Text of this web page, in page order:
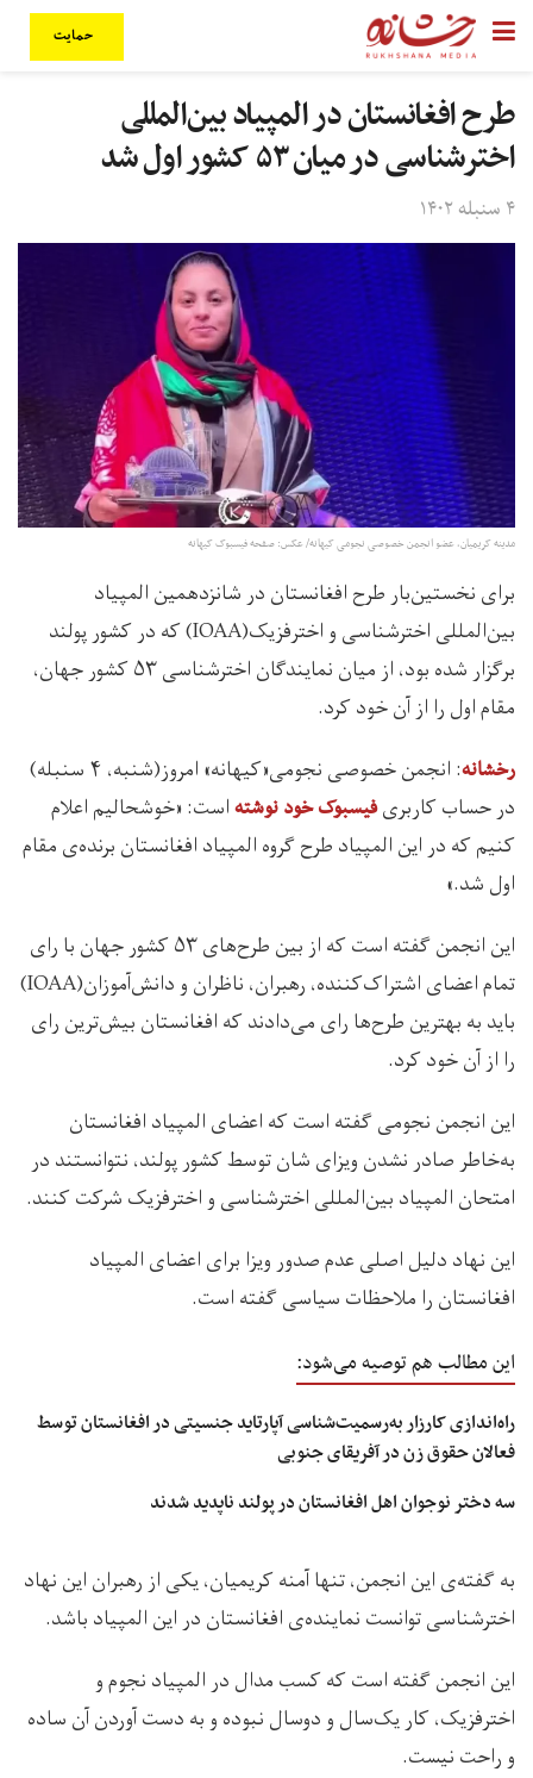
حمایت
طرح افغانستان در المپیاد بین‌المللی
اخترشناسی در میان ۵۳ کشور اول شد
۴ سنبله ۱۴۰۲
مدینه کریمیان، عضو انجمن خصوصی نجومی کیهانه/ عکس: صفحه فیسبوک کیهانه
برای نخستین‌بار طرح افغانستان در شانزدهمین المپیاد
بین‌المللی اخترشناسی و اخترفزیک(IOAA) که در کشور پولند
برگزار شده بود، از میان نمایندگان اخترشناسی ۵۳ کشور جهان،
مقام اول را از آن خود کرد.
رخشانه
: انجمن خصوصی نجومی«کیهانه» امروز(شنبه، ۴ سنبله)
در حساب کاربریفیسبوک خود نوشتهاست: «خوشحالیم اعلام
کنیم که در این المپیاد طرح گروه المپیاد افغانستان برنده‌ی مقام
اول شد.»
این انجمن گفته است که از بین طرح‌های ۵۳ کشور جهان با رای
تمام اعضای اشتراک‌کننده، رهبران، ناظران و دانش‌آموزان(IOAA)
باید به بهترین طرح‌ها رای می‌دادند که افغانستان بیش‌ترین رای
را از آن خود کرد.
این انجمن نجومی گفته است که اعضای المپیاد افغانستان
به‌خاطر صادر نشدن ویزای‌ شان توسط کشور پولند، نتوانستند در
امتحان المپیاد بین‌المللی اخترشناسی و اخترفزیک شرکت کنند.
این نهاد دلیل اصلی عدم صدور ویزا برای اعضای المپیاد
افغانستان را ملاحظات سیاسی گفته‌ است.
این مطالب هم توصیه می‌شود:
راه‌اندازی کارزار به‌رسمیت‌شناسی آپارتاید جنسیتی در افغانستان توسط
فعالان حقوق زن در آفریقای جنوبی
سه دختر نوجوان اهل افغانستان در پولند ناپدید شدند
به گفته‌ی این انجمن، تنها آمنه کریمیان، یکی از رهبران این نهاد
اخترشناسی توانست نماینده‌ی افغانستان در این المپیاد باشد.
این انجمن گفته است که کسب مدال در المپیاد نجوم و
اخترفزیک، کار یک‌سال و دوسال نبوده و به دست آوردن آن ساده
و راحت نیست.